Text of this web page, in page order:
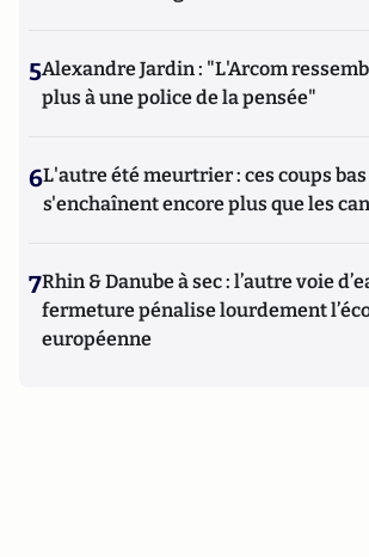
5Alexandre Jardin : "L'Arcom
plus à une police de la pensée"
6L'autre été meurtrier : ces coups
s'enchaînent encore plus que les
7Rhin & Danube à sec : l’autre voie
fermeture pénalise lourdement
européenne